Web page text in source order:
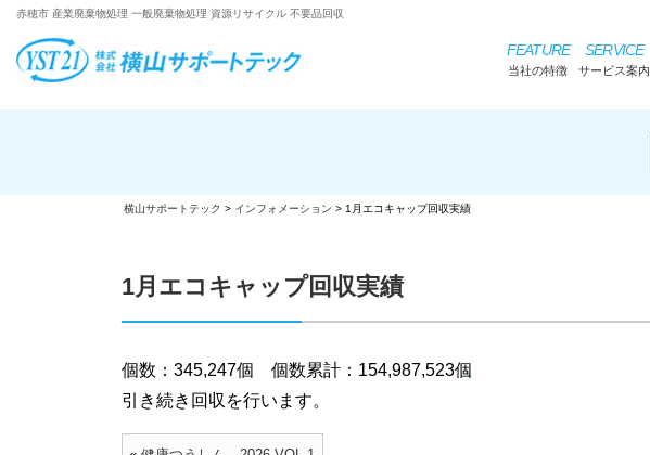
赤穂市 産業廃棄物処理 一般廃棄物処理 資源リサイクル 不要品回収
FEATURE
当社の特徴
SERVICE
サービス案内
横山サポートテック > インフォメーション > 1月エコキャップ回収実績
1月エコキャップ回収実績
個数：345,247個 個数累計：154,987,523個
引き続き回収を行います。